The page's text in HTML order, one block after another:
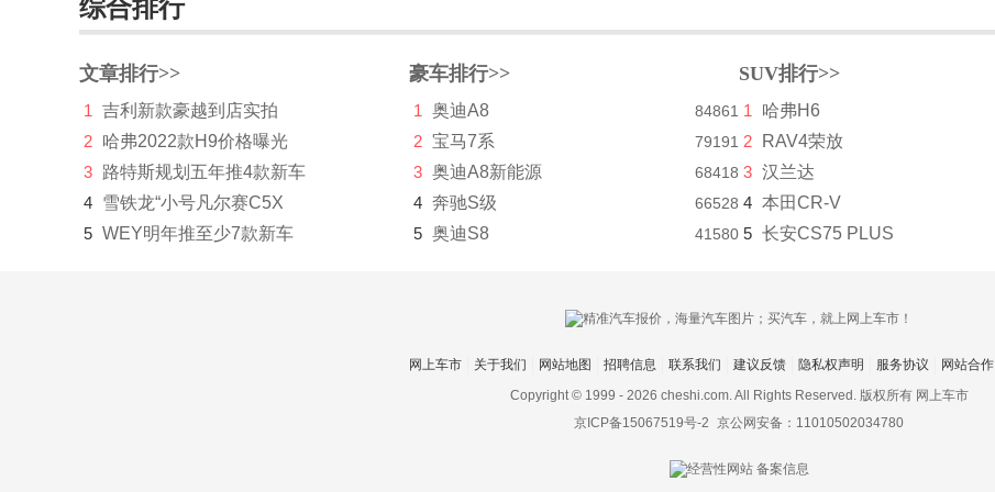
华泰新能源
华为AITO问界
Hyperion
Icona
IONIQ艾尼氪
综合排行
文章排行>>
1
吉利新款豪越到店实拍
2 哈弗2022款H9价格曝光
3 路特斯规划五年推4款新车
4 雪铁龙“小号凡尔赛C5X
5 WEY明年推至少7款新车
豪车排行>>
1 奥迪A8 84861
2 宝马7系 79191
3 奥迪A8新能源 68418
4 奔驰S级 66528
5 奥迪S8 41580
SUV排行>>
1 哈弗H6
2 RAV4荣放
3 汉兰达
4 本田CR-V
5 长安CS75 PLUS
网上车市 关于我们 网站地图 招聘信息 联系我们 建议反馈 隐私权声明 服务协议 网站合作
Copyright © 1999 - 2026 cheshi.com. All Rights Reserved. 版权所有 网上车市
京ICP备15067519号-2 京公网安备：11010502034780